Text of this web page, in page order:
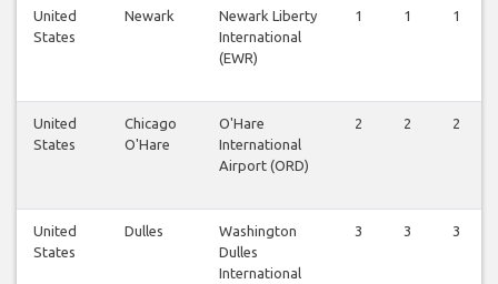
United
States
Newark
Newark Liberty
International
(EWR)
1 1 1
United
States
Chicago
O'Hare
O'Hare
International
Airport (ORD)
2 2 2
United
States
Dulles
Washington
Dulles
International
3 3 3